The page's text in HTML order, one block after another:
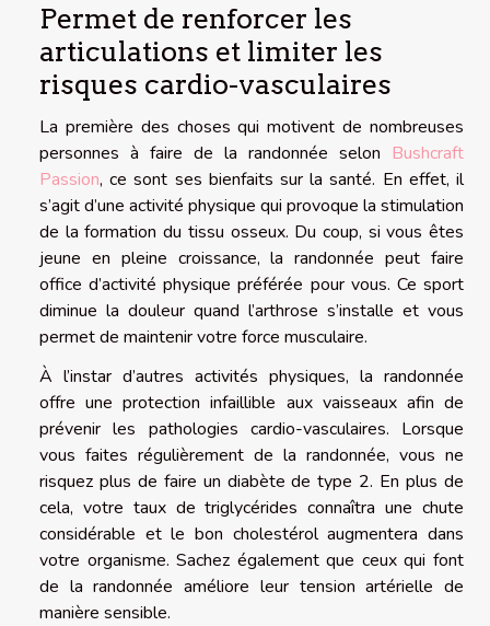
Permet de renforcer les
articulations et limiter les
risques cardio-vasculaires
La première des choses qui motivent de nombreuses
personnes à faire de la randonnée selon Bushcraft
Passion, ce sont ses bienfaits sur la santé. En effet, il
s’agit d’une activité physique qui provoque la stimulation
de la formation du tissu osseux. Du coup, si vous êtes
jeune en pleine croissance, la randonnée peut faire
office d’activité physique préférée pour vous. Ce sport
diminue la douleur quand l’arthrose s’installe et vous
permet de maintenir votre force musculaire.
À l’instar d’autres activités physiques, la randonnée
offre une protection infaillible aux vaisseaux afin de
prévenir les pathologies cardio-vasculaires. Lorsque
vous faites régulièrement de la randonnée, vous ne
risquez plus de faire un diabète de type 2. En plus de
cela, votre taux de triglycérides connaîtra une chute
considérable et le bon cholestérol augmentera dans
votre organisme. Sachez également que ceux qui font
de la randonnée améliore leur tension artérielle de
manière sensible.